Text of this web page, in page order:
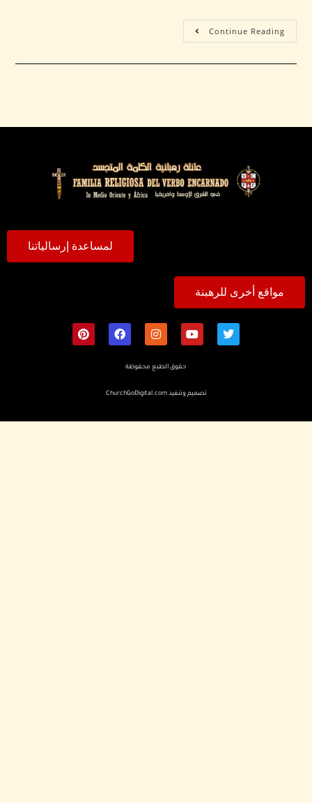
Continue Reading
لمساعدة إرسالياتنا
مواقع أخرى للرهبنة
حقوق الطبع محفوظة
تصميم وتنفيذChurchGoDigital.com